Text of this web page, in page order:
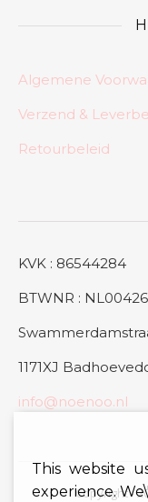
Algemene
Verzend &
Retourbeleid
KVK : 86544284
BTWNR :
1171XJ
info@noenoo.nl
Copyright -
This website
experience.